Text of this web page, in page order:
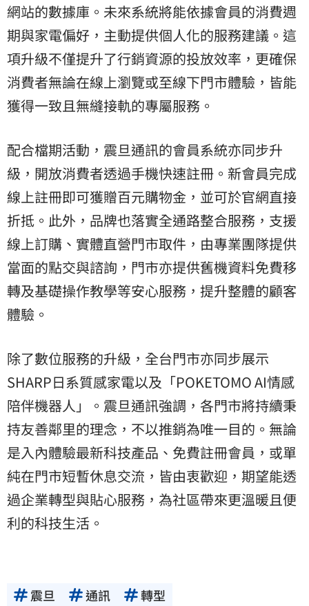
網站的數據庫。未來系統將能依據會員的消費週
期與家電偏好，主動提供個人化的服務建議。這
項升級不僅提升了行銷資源的投放效率，更確保
消費者無論在線上瀏覽或至線下門市體驗，皆能
獲得一致且無縫接軌的專屬服務。
配合檔期活動，震旦通訊的會員系統亦同步升
級，開放消費者透過手機快速註冊。新會員完成
線上註冊即可獲贈百元購物金，並可於官網直接
折抵。此外，品牌也落實全通路整合服務，支援
線上訂購、實體直營門市取件，由專業團隊提供
當面的點交與諮詢，門市亦提供舊機資料免費移
轉及基礎操作教學等安心服務，提升整體的顧客
體驗。
除了數位服務的升級，全台門市亦同步展示
SHARP日系質感家電以及「POKETOMO AI情感
陪伴機器人」。震旦通訊強調，各門市將持續秉
持友善鄰里的理念，不以推銷為唯一目的。無論
是入內體驗最新科技產品、免費註冊會員，或單
純在門市短暫休息交流，皆由衷歡迎，期望能透
過企業轉型與貼心服務，為社區帶來更溫暖且便
利的科技生活。
震旦 通訊 轉型